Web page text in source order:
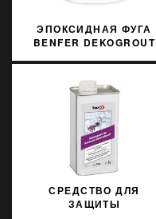
ЭПОКСИДНАЯ ФУГА
BENFER DEKOGROUT
СРЕДСТВО ДЛЯ
ЗАЩИТЫ